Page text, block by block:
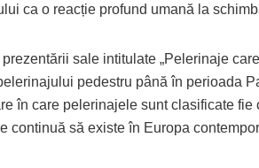
ca o reacție profund umană la
prezentării sale intitulate „Pelerinaje
pedestru până în perioada
în care pelerinajele sunt clasificate fie
continuă să existe în Europa